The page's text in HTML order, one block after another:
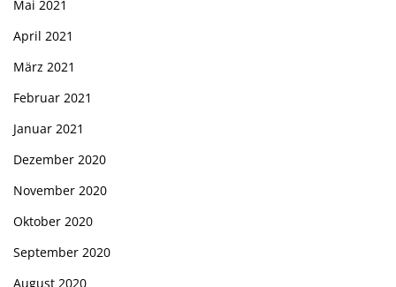
Mai 2021
April 2021
März 2021
Februar 2021
Januar 2021
Dezember 2020
November 2020
Oktober 2020
September 2020
August 2020